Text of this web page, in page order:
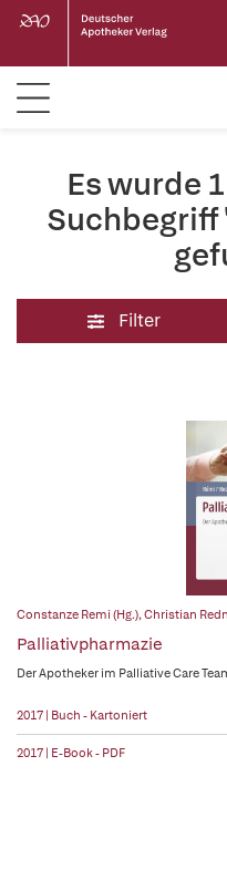
Es wurde
Suchbegriff
Filter
Constanze Remi (Hg.),Christian
Palliativpharmazie
Der Apotheker im Palliative Care
2017 | Buch - Kartoniert
2017 | E-Book - PDF